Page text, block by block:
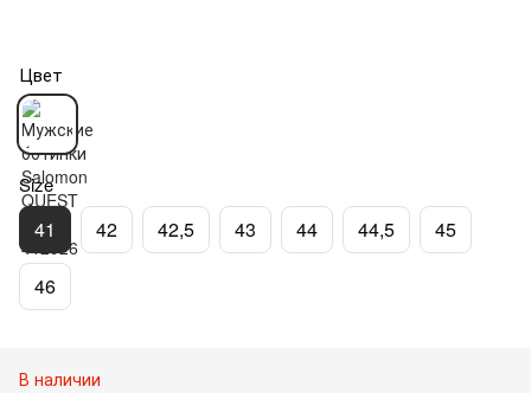
Цвет
Size
41 42 42,5 43 44 44,5 45
46
В наличии